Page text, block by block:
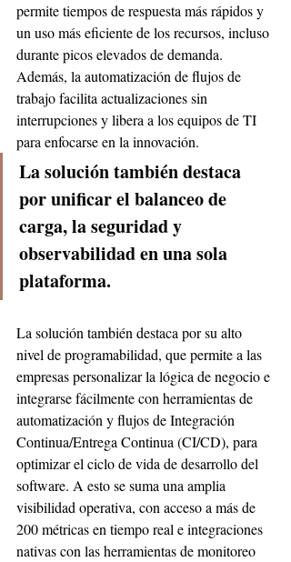
permite tiempos de respuesta más rápidos y
un uso más eficiente de los recursos, incluso
durante picos elevados de demanda.
Además, la automatización de flujos de
trabajo facilita actualizaciones sin
interrupciones y libera a los equipos de TI
para enfocarse en la innovación.
La solución también destaca
por unificar el balanceo de
carga, la seguridad y
observabilidad en una sola
plataforma.
La solución también destaca por su alto
nivel de programabilidad, que permite a las
empresas personalizar la lógica de negocio e
integrarse fácilmente con herramientas de
automatización y flujos de Integración
Continua/Entrega Continua (CI/CD), para
optimizar el ciclo de vida de desarrollo del
software. A esto se suma una amplia
visibilidad operativa, con acceso a más de
200 métricas en tiempo real e integraciones
nativas con las herramientas de monitoreo